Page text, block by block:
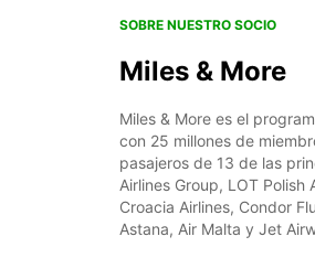
SOBRE NUESTRO SOCIO
Miles & More
Miles & More es el
con 25 millones de
pasajeros de 13 de las
Airlines Group, LOT Polish
Croacia Airlines, Condor
Astana, Air Malta y Jet